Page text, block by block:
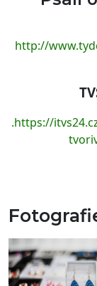
http://
.https://